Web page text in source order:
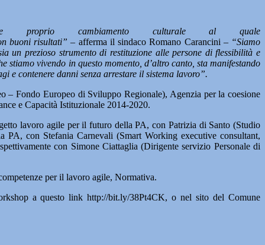
cambiamento culturale al quale
buoni risultati”– afferma il sindaco Romano Carancini –“Siamo
un prezioso strumento di restituzione alle persone di flessibilità e
stiamo vivendo in questo momento, d’altro canto, sta manifestando
e contenere danni senza arrestare il sistema lavoro”.
– Fondo Europeo di Sviluppo Regionale), Agenzia per la coesione
e Capacità Istituzionale 2014-2020.
lavoro agile per il futuro della PA, con Patrizia di Santo (Studio
con Stefania Carnevali (Smart Working executive consultant,
con Simone Ciattaglia (Dirigente servizio Personale di
per il lavoro agile, Normativa.
a questo link http://bit.ly/38Pt4CK, o nel sito del Comune